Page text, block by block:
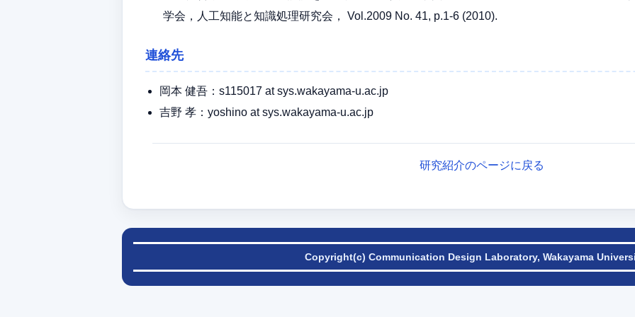
学会，人工知能と知識処理研究会， Vol.2009 No. 41, p.1-6 (2010).
連絡先
岡本 健吾：s115017 at sys.wakayama-u.ac.jp
吉野 孝：yoshino at sys.wakayama-u.ac.jp
研究紹介のページに戻る
Copyright(c) Communication Design Laboratory, Wakayama